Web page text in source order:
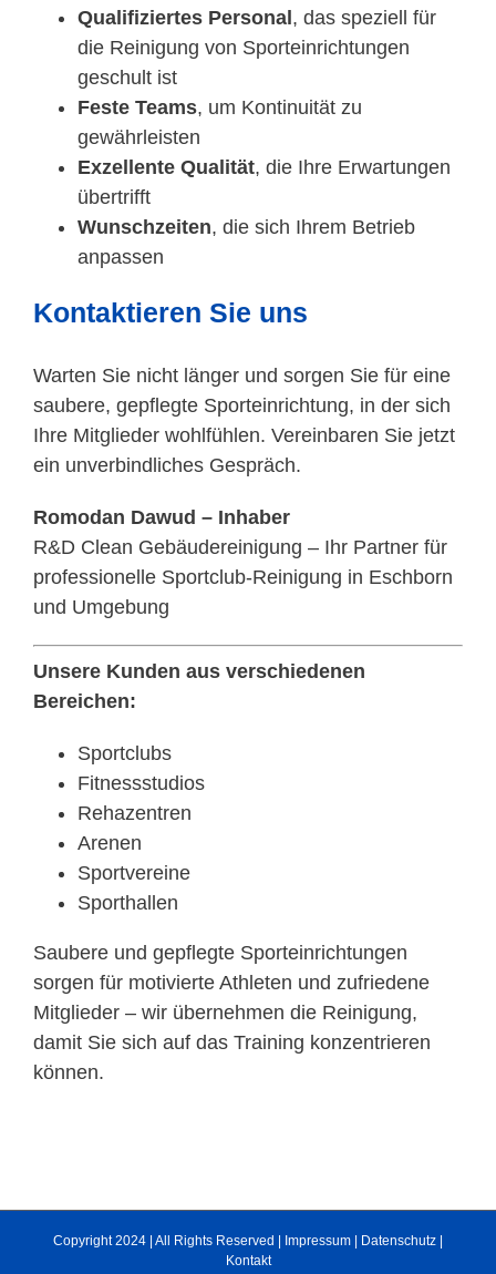
Qualifiziertes Personal, das speziell für
die Reinigung von Sporteinrichtungen
geschult ist
Feste Teams, um Kontinuität zu
gewährleisten
Exzellente Qualität, die Ihre Erwartungen
übertrifft
Wunschzeiten, die sich Ihrem Betrieb
anpassen
Kontaktieren Sie uns
Warten Sie nicht länger und sorgen Sie für eine
saubere, gepflegte Sporteinrichtung, in der sich
Ihre Mitglieder wohlfühlen. Vereinbaren Sie jetzt
ein unverbindliches Gespräch.
Romodan Dawud – Inhaber
R&D Clean Gebäudereinigung – Ihr Partner für
professionelle Sportclub-Reinigung in Eschborn
und Umgebung
Unsere Kunden aus verschiedenen
Bereichen:
Sportclubs
Fitnessstudios
Rehazentren
Arenen
Sportvereine
Sporthallen
Saubere und gepflegte Sporteinrichtungen
sorgen für motivierte Athleten und zufriedene
Mitglieder – wir übernehmen die Reinigung,
damit Sie sich auf das Training konzentrieren
können.
Copyright 2024 | All Rights Reserved | Impressum | Datenschutz |
Kontakt